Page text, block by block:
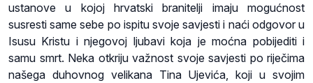
ustanove u kojoj hrvatski branitelji imaju mogućnost
susresti same sebe po ispitu svoje savjesti i naći odgovor u
Isusu Kristu i njegovoj ljubavi koja je moćna pobijediti i
samu smrt. Neka otkriju važnost svoje savjesti po riječima
našega duhovnog velikana Tina Ujevića, koji u svojim